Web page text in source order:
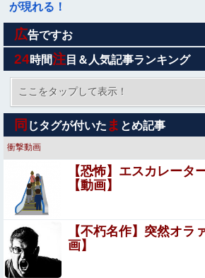
が現れる！
【動画】駅にいた浴衣女子さん、毛が
しまうｗｗｗｗｗｗｗ他
【エ□画像】 快楽調教で屈服レ●プ
オヤジに弱みを握られ糸色ｲ侖レ●プ
とめ
大将「何握りやしょう？」Z世代新人
で」社長「ぶほっw」部長「あー…」
っ！すいません大将！」
【衝撃映像】男子中学生・銃乱射事
傷）の新たな画像・動画、さすがに
「無縁ビジネス」が急拡大…自治体か
き取る業者も
【画像】人工肛門の松本人志さん、最
到…
広告ですお
24時間注 目＆人気記事ランキング
ここをタップして表示！
同 じタグが付いた ま とめ記事
衝撃動画
【恐怖】エスカレータ
【動画】
【不朽名作】突然オラ
画】